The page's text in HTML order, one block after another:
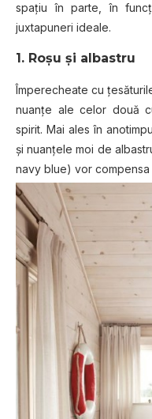
spațiu în parte, în
juxtapuneri ideale.
1. Roșu și albastru
Împerecheate cu
nuanțe ale celor două
spirit. Mai ales în
și nuanțele moi de
navy blue) vor